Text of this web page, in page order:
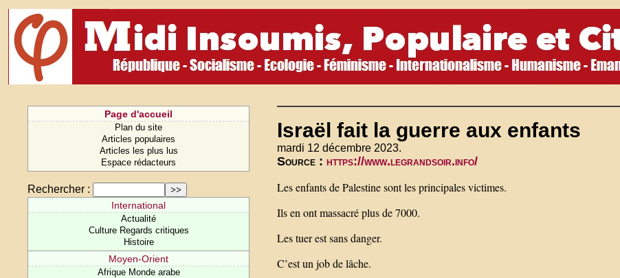
Page d'accueil
Plan du site
Articles populaires
Articles les plus lus
Espace rédacteurs
Rechercher :
International
Actualité
Culture Regards critiques
Histoire
Moyen-Orient
Afrique Monde arabe
Israël fait la guerre aux enfants
mardi 12 décembre 2023.
Source :https://www.legrandsoir.info/
Les enfants de Palestine sont les principales victimes.
Ils en ont massacré plus de 7000.
Les tuer est sans danger.
C’est un job de lâche.